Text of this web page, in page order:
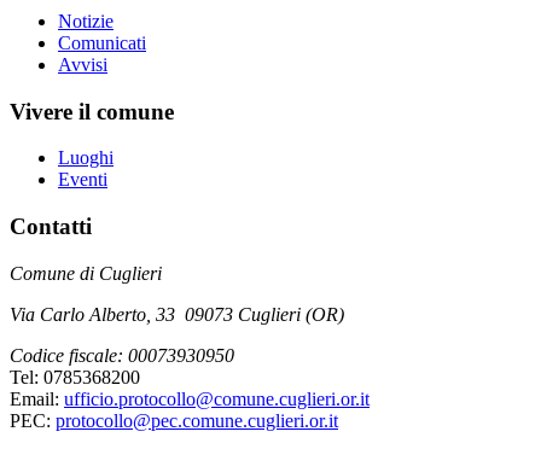
Notizie
Comunicati
Avvisi
Vivere il comune
Luoghi
Eventi
Contatti
Comune di Cuglieri
Via Carlo Alberto, 33 09073 Cuglieri (OR)
Codice fiscale: 00073930950
Tel: 0785368200
Email: ufficio.protocollo@comune.cuglieri.or.it
PEC: protocollo@pec.comune.cuglieri.or.it